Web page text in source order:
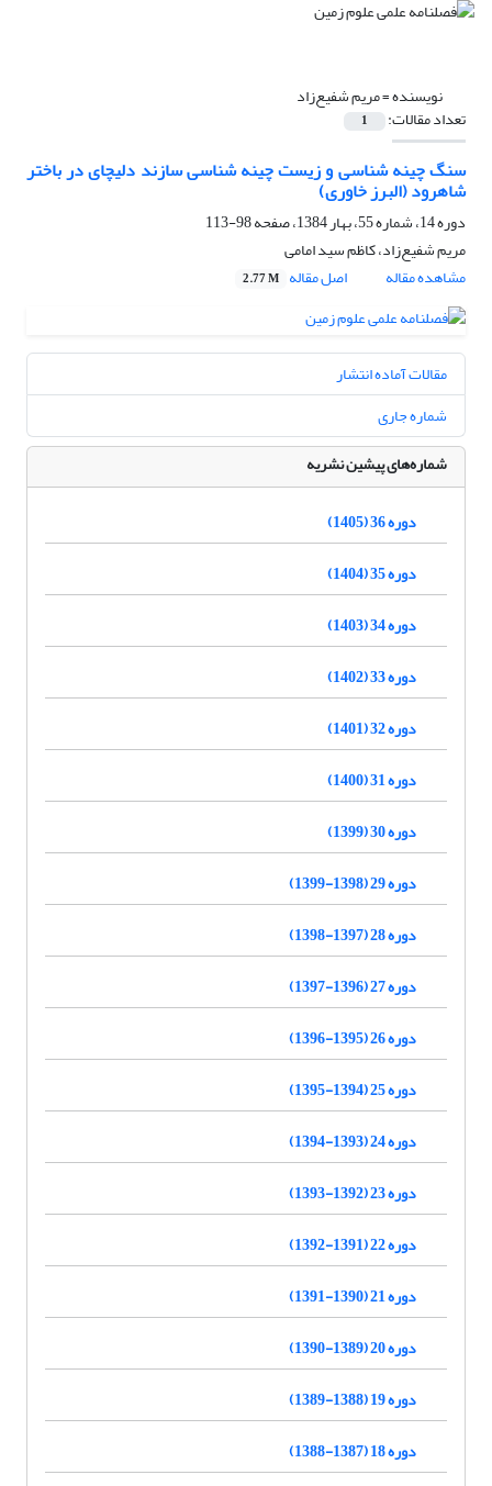
نویسنده =مریم شفیع‌زاد
تعداد مقالات: 1
سنگ چینه شناسی و زیست چینه شناسی سازند دلیچای در باختر
شاهرود (البرز خاوری)
دوره 14، شماره 55، بهار 1384، صفحه
98-113
مریم شفیع‌زاد، کاظم سید امامی
مشاهده مقاله
اصل مقاله 2.77 M
مقالات آماده انتشار
شماره جاری
شماره‌های پیشین نشریه
دوره 36 (1405)
دوره 35 (1404)
دوره 34 (1403)
دوره 33 (1402)
دوره 32 (1401)
دوره 31 (1400)
دوره 30 (1399)
دوره 29 (1398-1399)
دوره 28 (1397-1398)
دوره 27 (1396-1397)
دوره 26 (1395-1396)
دوره 25 (1394-1395)
دوره 24 (1393-1394)
دوره 23 (1392-1393)
دوره 22 (1391-1392)
دوره 21 (1390-1391)
دوره 20 (1389-1390)
دوره 19 (1388-1389)
دوره 18 (1387-1388)